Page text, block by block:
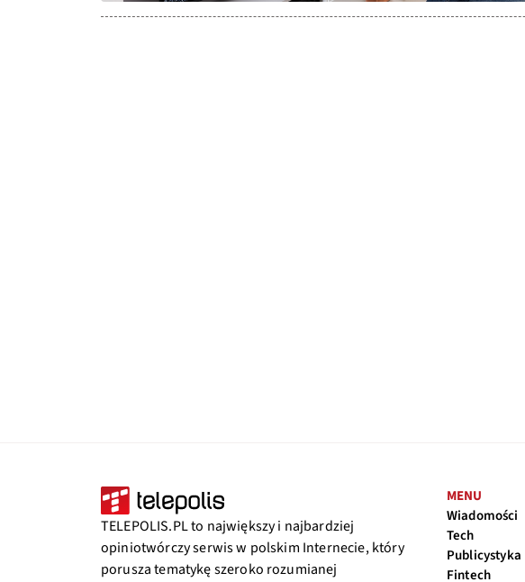
TELEPOLIS.PL to największy i najbardziej
opiniotwórczy serwis w polskim Internecie, który
porusza tematykę szeroko rozumianej
MENU
Wiadomości
Tech
Publicystyka
Fintech